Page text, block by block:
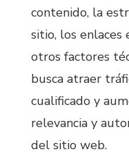
contenido, la
sitio, los enlaces
otros factores
busca atraer
cualificado y
relevancia y
del sitio web.